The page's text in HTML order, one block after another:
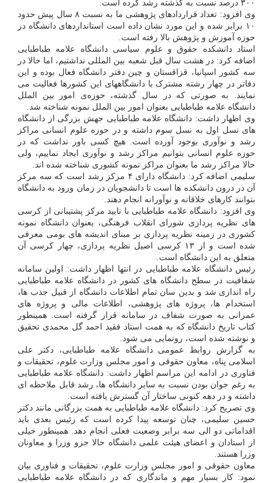
۳۰۰ درصد نسبت به گذشته رشد کرده است.
وی افزود: تعداد قراردادهای پژوهشی ما به نسبت ۸ سال پیش حدود
۱۰ برابر شده و این مورد نشان داده است استانداردهای دانشگاه در
حوزه آموزش و پژوهش بالا رفته است.
استاد دانشکده حقوق و علوم سیاسی دانشگاه علامه طباطبایی
اضافه کرد: در هشت سال قبل شعبه بین المللی نداشتیم، اما حالا در
سه کشور اسپانیا، قزاقستان و چین دفتر دانشگاه فعال بوده و این
دفاتر در چهار رشته مشترک با دانشگاههای این کشورها فعالیت می
نمایند. به صورتی که در سال گذشته، حوزه‌ی امور بین الملل
دانشگاه علامه طباطبایی بعنوان امور بین الملل نمونه شناخته شد.
وی اظهار داشت: دانشگاه علامه طباطبایی جهش بزرگی از دانشگاه
های نسل اول به نسل سوم داشته و در حوزه علوم انسانی مراکز
رشد و نوآوری بوجود آورده است. هیچ کسی باور نداشت که در
حوزه علوم انسانی بتوانیم مراکز رشد و نوآوری ایجاد نماییم، ولی
حالا مراکز رشد ما بعنوان مراکز نمونه کشوری شناخته شده اند.
سلیمی اضافه کرد: دانشگاه دارای ۴ مرکز رشد است که سه مرکز
آن در درون دانشکده ها است تا دانشجویان در زمان ورود به دانشگاه
بتوانند کارهای خلاقانه و نوآورانه انجام دهند.
وی افزود: دانشگاه علامه طباطبایی با تایید مرکز پشتیبانی از کرسی
های نظریه پردازی شورای انقلاب فرهنگی، بعنوان دانشگاه نمونه
کشوری در زمینه نظریه پردازی بر مبنای اندیشه های بومی معرفی
شده است و از ۱۳ کرسی اصیل نظریه پردازی، چهار کرسی آن
متعلق به این دانشگاه است.
رئیس دانشگاه علامه طباطبایی در انتها اظهار داشت: اولین سامانه
شفافیت در سطح دانشگاه های کشور در دانشگاه علامه طباطبایی
راه اندازی شد و بدین سان تمام اطلاعات دانشگاه از قبیل جذب ها،
استخدام ها، پروژه های پژوهشی، اطلاعات مالی و پروژه های
عمرانی به صورت شفاف در سامانه قرار گرفته است. همینطور
کتاب تاریخ دانشگاه که به همت استاد فقید احمد گل محمدی تحقیق
و نوشته شده است، رونمایی می شود.
به گزارش روابط عمومی دانشگاه علامه طباطبایی، دکتر علی
اسلامی پناه، معاون حقوقی و امور مجلس وزارت علوم، تحقیقات و
فناوری در ادامه این مراسم اظهار داشت: دانشگاه علامه طباطبایی
به رغم جوان بودن نسبت به سایر دانشگاه ها، رشد قابل ملاحظه ای
داشته و در دهه کنونی ساختار آن گسترش یافته است.
وی تصریح کرد: دانشگاه علامه طباطبایی به همت بزرگانی مانند دکتر
حسین سلیمی، چنان توسعه پیدا کرده است که رئیس بعدی باید
اقداماتی دو الی سه برابر وضعیت فعلی انجام دهد. همینطور خیلی
از استادان و اعضای هیئت علمی دانشگاه حالا جزو وزرا و معاونان
وزرا هستند.
معاون حقوقی و امور مجلس وزارت علوم، تحقیقات و فناوری بیان
نمود: کار بسیار مهم و ماندگاری که در دانشگاه علامه طباطبایی